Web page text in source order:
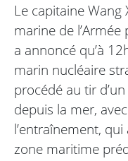
Le capitaine
marine de
a annoncé qu’à
marin nucléaire
procédé au tir
depuis la mer,
l’entraînement,
zone maritime